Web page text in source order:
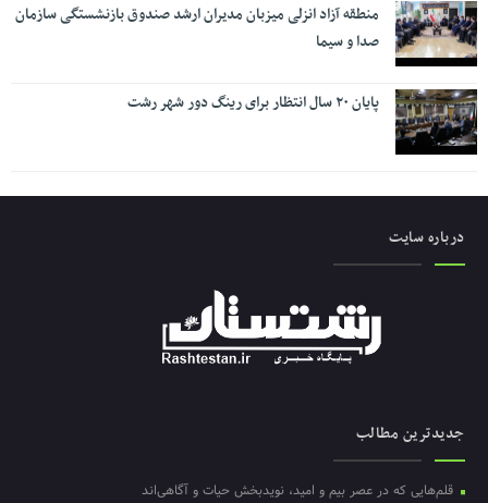
منطقه آزاد انزلی میزبان مدیران ارشد صندوق بازنشستگی سازمان
صدا و سیما
پایان ۲۰ سال انتظار برای رینگ دور شهر رشت
درباره سایت
جدیدترین مطالب
قلم‌هایی که در عصر بیم و امید، نویدبخش حیات و آگاهی‌اند